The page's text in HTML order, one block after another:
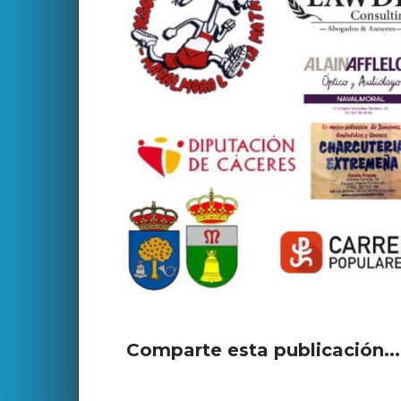
Comparte esta